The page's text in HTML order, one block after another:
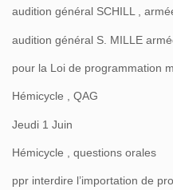
audition général SCHILL ,
audition général S. MILLE
pour la Loi de programmation
Hémicycle , QAG
Jeudi 1 Juin
Hémicycle , questions orales
ppr interdire l’importation de